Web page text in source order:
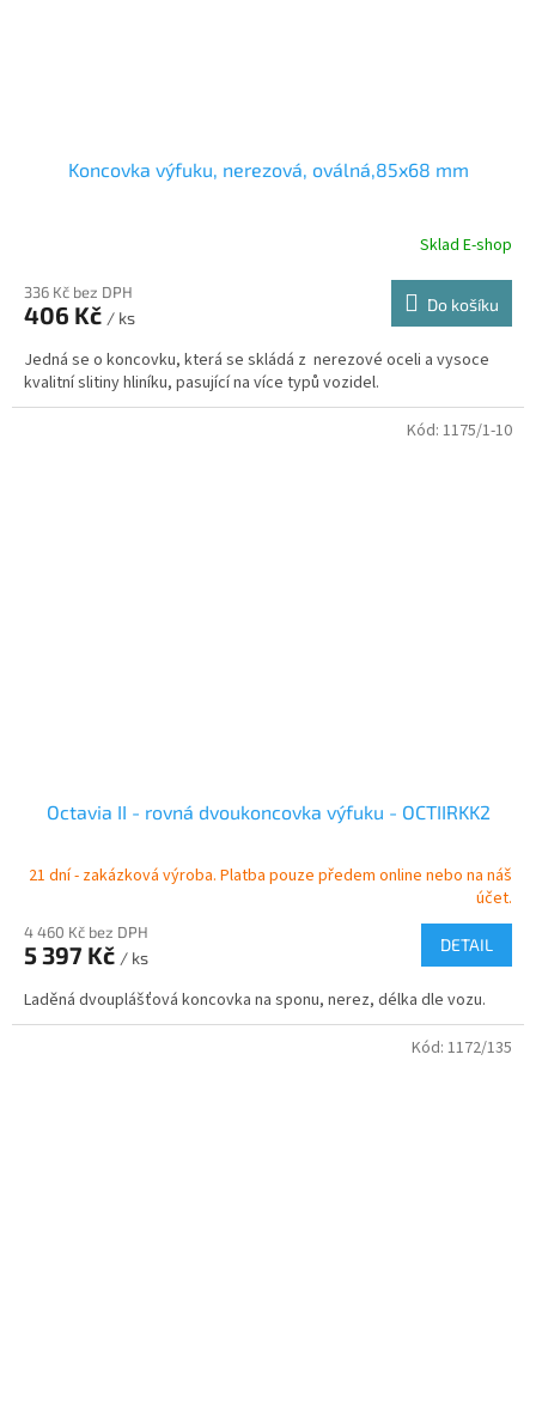
Koncovka výfuku, nerezová, oválná,85x68 mm
Sklad E-shop
336 Kč bez DPH
406 Kč / ks
Do košíku
Jedná se o koncovku, která se skládá z nerezové oceli a vysoce
kvalitní slitiny hliníku, pasující na více typů vozidel.
Octavia II - rovná dvoukoncovka výfuku - OCTIIRKK2
21 dní - zakázková výroba. Platba pouze předem online nebo na náš
účet.
4 460 Kč bez DPH
5 397 Kč / ks
DETAIL
Laděná dvouplášťová koncovka na sponu, nerez, délka dle vozu.
Kód: 1175/1-10
Kód: 1172/135